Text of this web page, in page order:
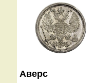
Аверс